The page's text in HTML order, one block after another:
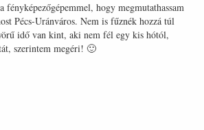
fényképezőgépemmel, hogy megmutathassam
Pécs-Uránváros. Nem is fűznék hozzá túl
idő van kint, aki nem fél egy kis hótól,
szerintem megéri! 🙂